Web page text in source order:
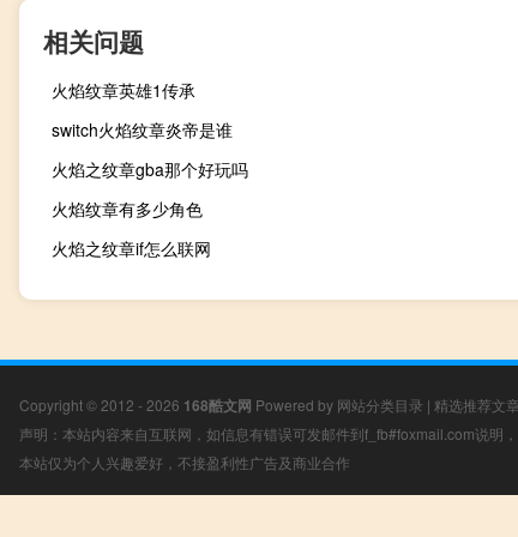
相关问题
火焰纹章英雄1传承
switch火焰纹章炎帝是谁
火焰之纹章gba那个好玩吗
火焰纹章有多少角色
火焰之纹章if怎么联网
Copyright © 2012 - 2026 168酷文网 Powered by 网站分类目录 | 精选推荐文章
声明：本站内容来自互联网，如信息有错误可发邮件到f_fb#foxmail.com说明
本站仅为个人兴趣爱好，不接盈利性广告及商业合作